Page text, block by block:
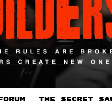
THE SECRET